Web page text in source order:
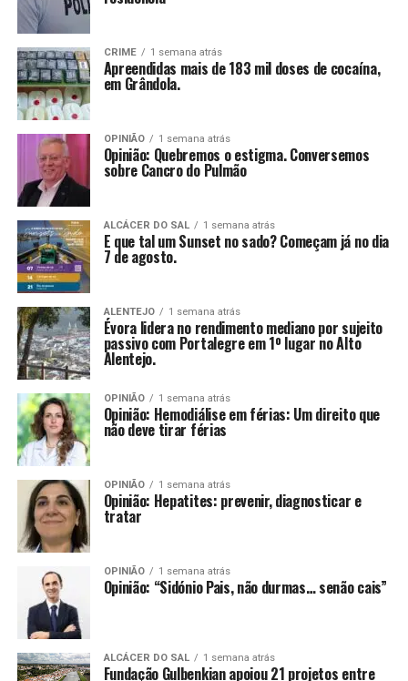
CRIME 1 semana atrás
Apreendidas mais de 183 mil doses de cocaína,
em Grândola.
OPINIÃO 1 semana atrás
Opinião: Quebremos o estigma. Conversemos
sobre Cancro do Pulmão
ALCÁCER DO SAL 1 semana atrás
E que tal um Sunset no sado? Começam já no dia
7 de agosto.
ALENTEJO 1 semana atrás
Évora lidera no rendimento mediano por sujeito
passivo com Portalegre em 1º lugar no Alto
Alentejo.
OPINIÃO 1 semana atrás
Opinião: Hemodiálise em férias: Um direito que
não deve tirar férias
OPINIÃO 1 semana atrás
Opinião: Hepatites: prevenir, diagnosticar e
tratar
OPINIÃO 1 semana atrás
Opinião: “Sidónio Pais, não durmas… senão cais”
ALCÁCER DO SAL 1 semana atrás
Fundação Gulbenkian apoiou 21 projetos entre